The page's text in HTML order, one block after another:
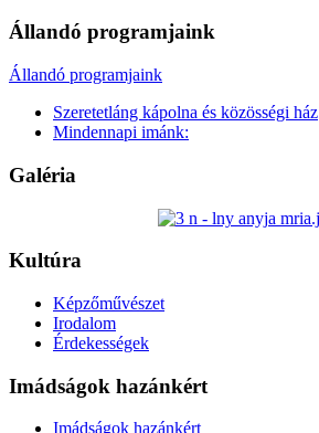
Állandó programjaink
Állandó programjaink
Szeretetláng kápolna és közösségi ház
Mindennapi imánk:
Galéria
Kultúra
Képzőművészet
Irodalom
Érdekességek
Imádságok hazánkért
Imádságok hazánkért